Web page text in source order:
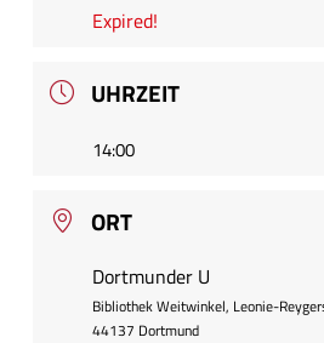
Expired!
UHRZEIT
14:00
ORT
Dortmunder U
Bibliothek Weitwinkel, Leonie-
44137 Dortmund